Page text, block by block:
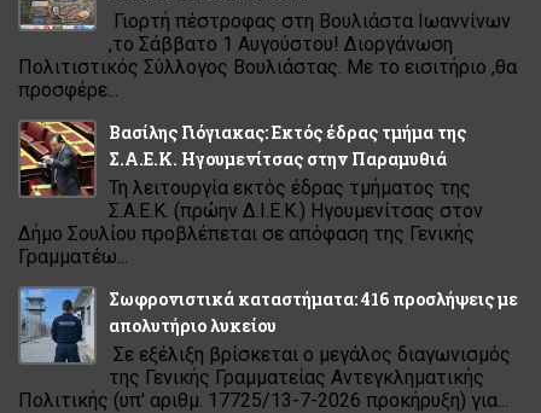
Γιορτή πέστροφας στη Βουλιάστα Ιωαννίνων
,το Σάββατο 1 Αυγούστου! Διοργάνωση
Πολιτιστικός Σύλλογος Βουλιάστας. Με το εισιτήριο ,θα
προσφέρε...
Βασίλης Γιόγιακας: Εκτός έδρας τμήμα της
Σ.Α.Ε.Κ. Ηγουμενίτσας στην Παραμυθιά
Τη λειτουργία εκτός έδρας τμήματος της
Σ.Α.Ε.Κ. (πρώην Δ.Ι.Ε.Κ.) Ηγουμενίτσας στον
Δήμο Σουλίου προβλέπεται σε απόφαση της Γενικής
Γραμματέω...
Σωφρονιστικά καταστήματα: 416 προσλήψεις με
απολυτήριο λυκείου
Σε εξέλιξη βρίσκεται ο μεγάλος διαγωνισμός
της Γενικής Γραμματείας Αντεγκληματικής
Πολιτικής (υπ' αριθμ. 17725/13-7-2026 προκήρυξη) για...